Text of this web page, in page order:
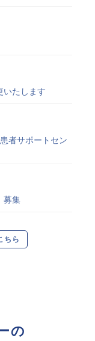
いたします
者サポートセン
募集
ちら
の